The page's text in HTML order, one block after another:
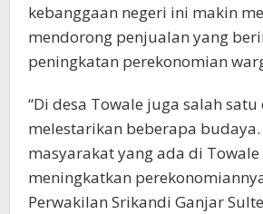
kebanggaan negeri ini makin
mendorong penjualan yang
peningkatan perekonomian
“Di desa Towale juga salah satu
melestarikan beberapa budaya.
masyarakat yang ada di Towale
meningkatkan
Perwakilan Srikandi Ganjar